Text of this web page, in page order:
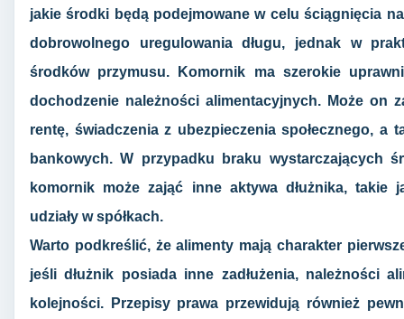
jakie środki będą podejmowane w celu ściągnięcia
dobrowolnego uregulowania długu, jednak w
środków przymusu. Komornik ma szerokie
dochodzenie należności alimentacyjnych. Może on
rentę, świadczenia z ubezpieczenia społecznego, a
bankowych. W przypadku braku wystarczających
komornik może zająć inne aktywa dłużnika, takie
udziały w spółkach.
Warto podkreślić, że alimenty mają charakter
jeśli dłużnik posiada inne zadłużenia, należności
kolejności. Przepisy prawa przewidują również